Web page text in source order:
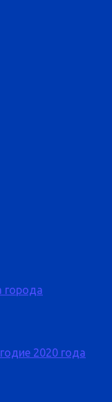
города
2020 года